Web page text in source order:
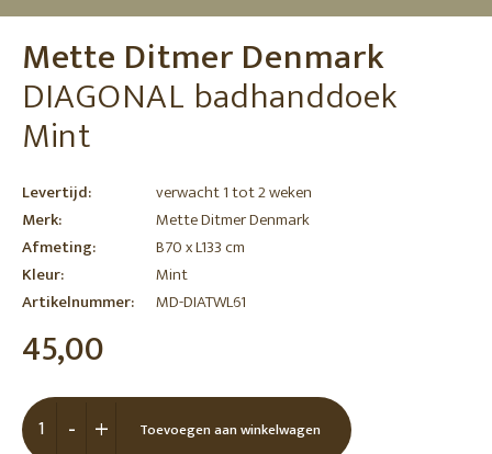
Mette Ditmer Denmark
DIAGONAL badhanddoek
Mint
Levertijd:
verwacht 1 tot 2 weken
Merk:
Mette Ditmer Denmark
Afmeting:
B70 x L133 cm
Kleur:
Mint
Artikelnummer:
MD-DIATWL61
45,00
+
- Toevoegen aan winkelwagen